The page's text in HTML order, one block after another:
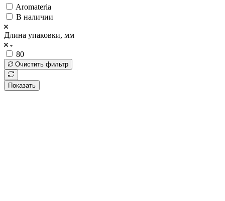
Aromateria
В наличии
Длина упаковки, мм
80
Очистить фильтр
Показать